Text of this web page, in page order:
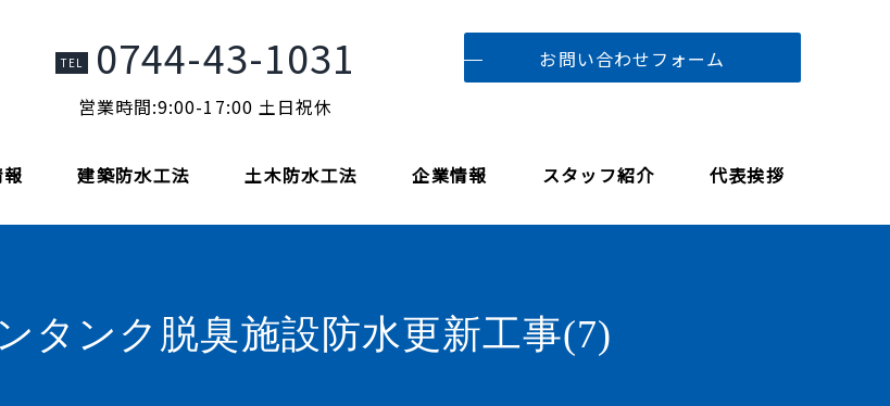
TEL 0744-43-1031
営業時間:9:00-17:00 土日祝休
お問い合わせフォーム
建築防水工法 土木防水工法 企業情報 スタッフ紹介 代表挨拶
タンク脱臭施設防水更新工事(7)